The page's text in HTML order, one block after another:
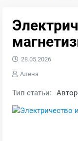
28.05.2026
Алена
Тип статьи: